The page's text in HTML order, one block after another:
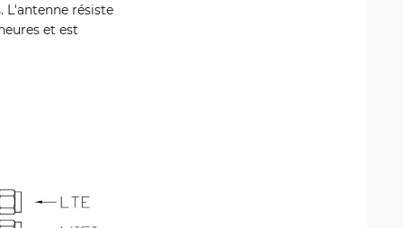
résiste
et est